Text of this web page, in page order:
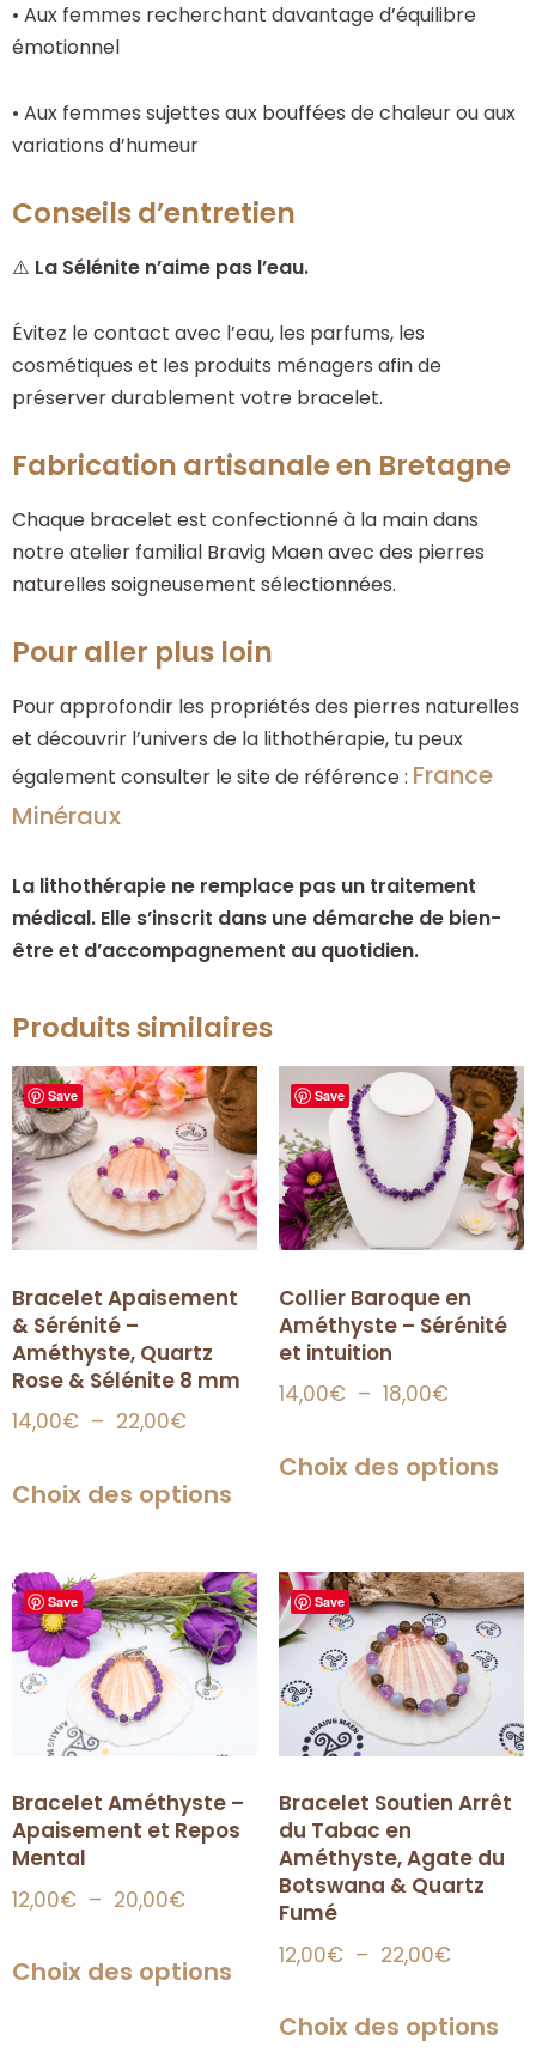
• Aux femmes recherchant davantage d’équilibre
émotionnel
• Aux femmes sujettes aux bouffées de chaleur ou aux
variations d’humeur
Conseils d’entretien
⚠️ La Sélénite n’aime pas l’eau.
Évitez le contact avec l’eau, les parfums, les
cosmétiques et les produits ménagers afin de
préserver durablement votre bracelet.
Fabrication artisanale en Bretagne
Chaque bracelet est confectionné à la main dans
notre atelier familial Bravig Maen avec des pierres
naturelles soigneusement sélectionnées.
Pour aller plus loin
Pour approfondir les propriétés des pierres naturelles
et découvrir l’univers de la lithothérapie, tu peux
également consulter le site de référence : France
Minéraux
La lithothérapie ne remplace pas un traitement
médical. Elle s’inscrit dans une démarche de bien-
être et d’accompagnement au quotidien.
Produits similaires
Save
Bracelet Apaisement
& Sérénité –
Améthyste, Quartz
Rose & Sélénite 8 mm
14,00€ – 22,00€
Choix des options
Save
Collier Baroque en
Améthyste – Sérénité
et intuition
14,00€ – 18,00€
Choix des options
Save
Bracelet Améthyste –
Apaisement et Repos
Mental
12,00€ – 20,00€
Choix des options
Save
Bracelet Soutien Arrêt
du Tabac en
Améthyste, Agate du
Botswana & Quartz
Fumé
12,00€ – 22,00€
Choix des options